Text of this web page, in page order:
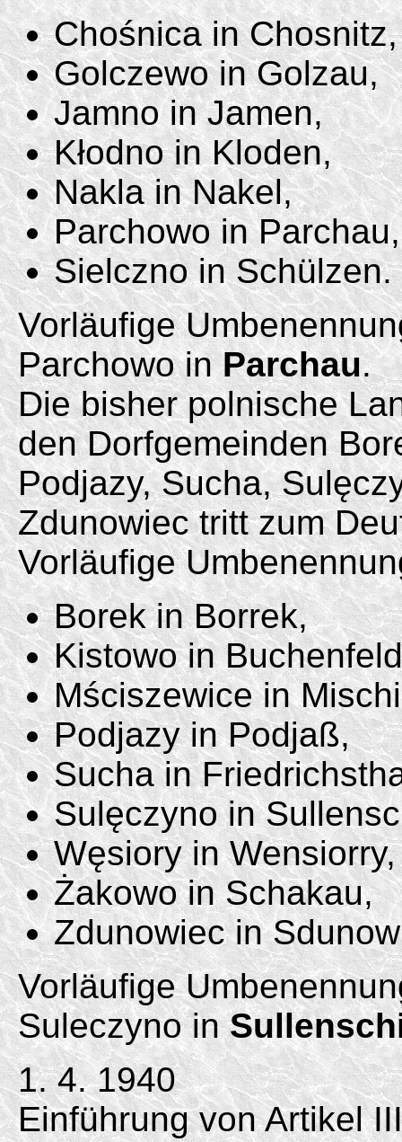
Chośnica in Chosnitz,
Golczewo in Golzau,
Jamno in Jamen,
Kłodno in Kloden,
Nakla in Nakel,
Parchowo in Parchau,
Sielczno in Schülzen.
Vorläufige
Parchowo inParchau.
Die bisher polnische
den Dorfgemeinden
Podjazy, Sucha,
Zdunowiec tritt zum
Vorläufige
Borek in Borrek,
Kistowo in
Mściszewice in
Podjazy in Podjaß,
Sucha in
Sulęczyno in
Węsiory in Wensiorry,
Żakowo in Schakau,
Zdunowiec in
Vorläufige
Suleczyno in
1. 4. 1940
Einführung von Artikel III